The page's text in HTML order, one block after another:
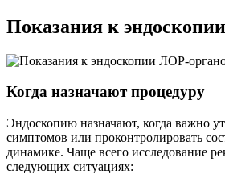
Показания к
Когда назначают процедуру
Эндоскопию назначают, когда важно
симптомов или проконтролировать
динамике. Чаще всего исследование
следующих ситуациях: